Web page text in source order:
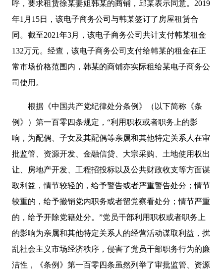
呼，要求租赁徐某妻姐韩某的商铺，邱某表示同意。2019
年1月15日，该电子商务公司与韩某签订了房屋租赁合
同。截至2021年3月，该电子商务公司共计支付韩某租金
132万元。经查，该电子商务公司支付给韩某的租金在正
常市场价格范围内，韩某的商铺亦实际租给某电子商务公
司使用。
根据《中国共产党纪律处分条例》（以下简称《条
例》）第一百零四条规定，“利用职权或者职务上的影
响，为配偶、子女及其配偶等亲属和其他特定关系人在审
批监管、资源开发、金融信贷、大宗采购、土地使用权出
让、房地产开发、工程招投标以及公共财政收支等方面谋
取利益，情节较轻的，给予警告或者严重警告处分；情节
较重的，给予撤销党内职务或者留党察看处分；情节严重
的，给予开除党籍处分。”党员干部利用职权或者职务上
的影响为亲属和其他特定关系人的经营活动谋取利益，扰
乱社会主义市场经济秩序，侵害了党员干部职务行为的廉
洁性，《条例》第一百零四条虽然列举了审批监管、资源